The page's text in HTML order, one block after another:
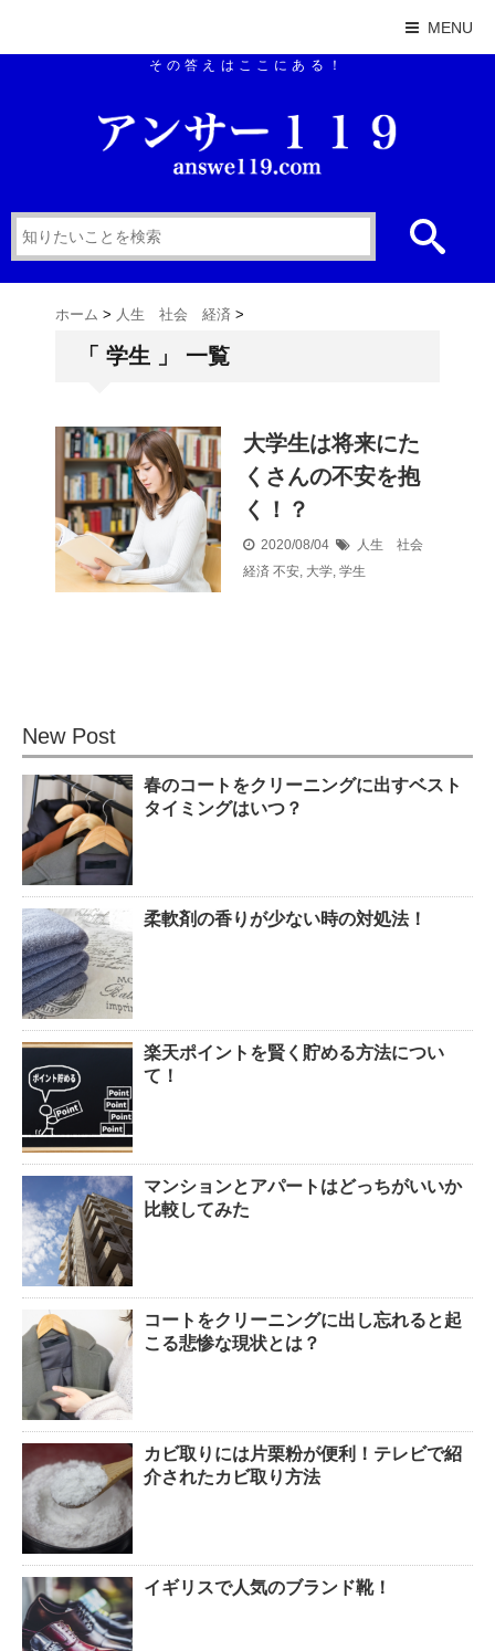
MENU
その答えはここにある！
ホーム > 人生 社会 経済 >
「 学生 」 一覧
大学生は将来にた
くさんの不安を抱
く！？
2020/08/04
人生 社会
経済 不安, 大学, 学生
New Post
春のコートをクリーニングに出すベスト
タイミングはいつ？
柔軟剤の香りが少ない時の対処法！
楽天ポイントを賢く貯める方法につい
て！
マンションとアパートはどっちがいいか
比較してみた
コートをクリーニングに出し忘れると起
こる悲惨な現状とは？
カビ取りには片栗粉が便利！テレビで紹
介されたカビ取り方法
イギリスで人気のブランド靴！